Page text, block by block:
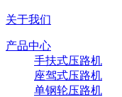
关于我们
产品中心
手扶式压路机
座驾式压路机
单钢轮压路机